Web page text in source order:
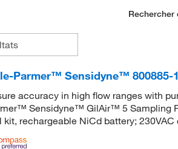
Rechercher
Parmer™ Sensidyne™
accuracy in high flow ranges with
Sensidyne™ GilAir™ 5 Sampling
kit, rechargeable NiCd battery;